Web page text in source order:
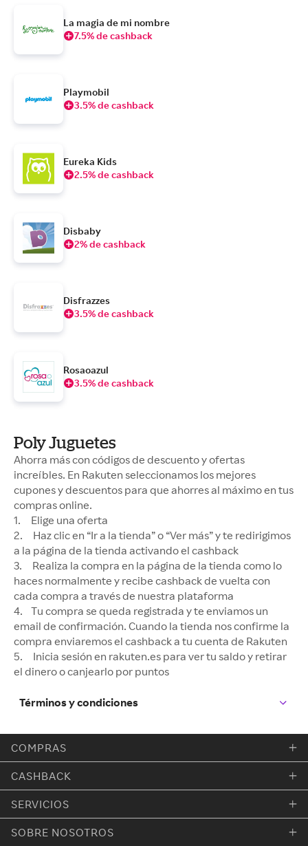
La magia de mi nombre
7.5% de cashback
Playmobil
3.5% de cashback
Eureka Kids
2.5% de cashback
Disbaby
2% de cashback
Disfrazzes
3.5% de cashback
Rosaoazul
3.5% de cashback
Poly Juguetes
Ahorra más con códigos de descuento y ofertas
increíbles. En Rakuten seleccionamos los mejores
cupones y descuentos para que ahorres al máximo en tus
compras online.
1. Elige una oferta
2. Haz clic en “Ir a la tienda” o “Ver más” y te redirigimos
a la página de la tienda activando el cashback
3. Realiza la compra en la página de la tienda como lo
haces normalmente y recibe cashback de vuelta con
cada compra a través de nuestra plataforma
4. Tu compra se queda registrada y te enviamos un
email de confirmación. Cuando la tienda nos confirme la
compra enviaremos el cashback a tu cuenta de Rakuten
5. Inicia sesión en rakuten.es para ver tu saldo y retirar
el dinero o canjearlo por puntos
Términos y condiciones
COMPRAS
CASHBACK
SERVICIOS
SOBRE NOSOTROS